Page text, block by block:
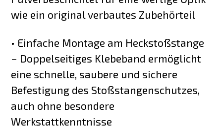
wie ein original verbautes Zubehörteil
• Einfache Montage am Heckstoßstange
– Doppelseitiges Klebeband ermöglicht
eine schnelle, saubere und sichere
Befestigung des Stoßstangenschutzes,
auch ohne besondere
Werkstattkenntnisse